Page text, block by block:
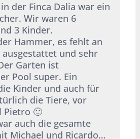
der Finca Dalia war ein
Wir waren 6
3 Kinder.
Hammer, es fehlt an
und sehr
Garten ist
Pool super. Ein
Kinder und auch für
die Tiere, vor
Pietro 🙂
auch die gesamte
Michael und Ricardo…